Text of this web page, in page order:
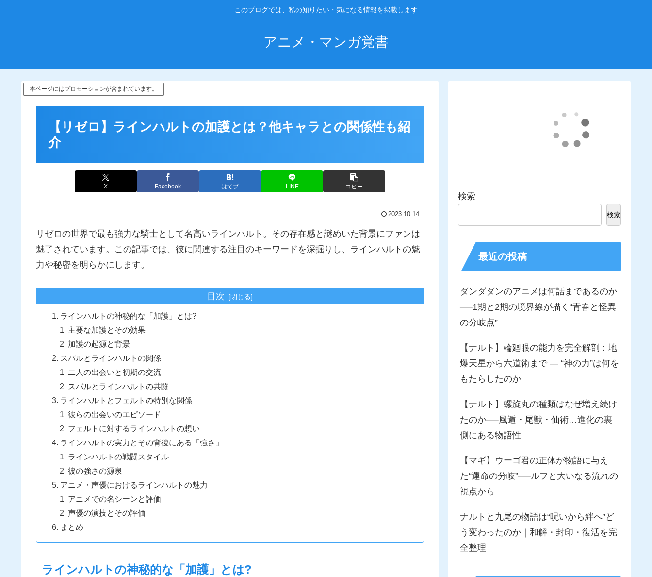
このブログでは、私の知りたい・気になる情報を掲載します
アニメ・マンガ覚書
本ページにはプロモーションが含まれています。
【リゼロ】ラインハルトの加護とは？他キャラとの関係性も紹
介
X Facebook はてブ LINE コピー
2023.10.14
リゼロの世界で最も強力な騎士として名高いラインハルト。その存在感と謎めいた背景にファンは
魅了されています。この記事では、彼に関連する注目のキーワードを深掘りし、ラインハルトの魅
力や秘密を明らかにします。
目次
ラインハルトの神秘的な「加護」とは?
主要な加護とその効果
加護の起源と背景
スバルとラインハルトの関係
二人の出会いと初期の交流
スバルとラインハルトの共闘
ラインハルトとフェルトの特別な関係
彼らの出会いのエピソード
フェルトに対するラインハルトの想い
ラインハルトの実力とその背後にある「強さ」
ラインハルトの戦闘スタイル
彼の強さの源泉
アニメ・声優におけるラインハルトの魅力
アニメでの名シーンと評価
声優の演技とその評価
まとめ
ラインハルトの神秘的な「加護」とは?
検索
検索
最近の投稿
ダンダダンのアニメは何話まであるのか
──1期と2期の境界線が描く“青春と怪異
の分岐点”
【ナルト】輪廻眼の能力を完全解剖：地
爆天星から六道術まで ― “神の力”は何を
もたらしたのか
【ナルト】螺旋丸の種類はなぜ増え続け
たのか──風遁・尾獣・仙術…進化の裏
側にある物語性
【マギ】ウーゴ君の正体が物語に与え
た“運命の分岐”──ルフと大いなる流れの
視点から
ナルトと九尾の物語は“呪いから絆へ”ど
う変わったのか｜和解・封印・復活を完
全整理